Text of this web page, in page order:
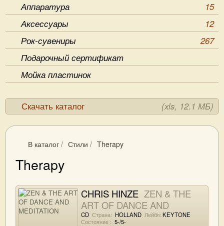
Аппаратура
15
Аксессуары
12
Рок-сувениры
267
Подарочный сертификат
Мойка пластинок
Скачать каталог (xls, 12.1 МБ)
В каталог / Стили / Therapy
Therapy
CHRIS HINZE ZEN & THE
ART OF DANCE AND
MEDITATION
CD Страна: HOLLAND Лейбл: KEYTONE
Состояние : 5-/5-